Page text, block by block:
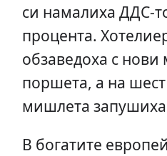
си намалиха ДДС-
процента.
обзаведоха с
поршета, а на
мишлета запушиха
В богатите